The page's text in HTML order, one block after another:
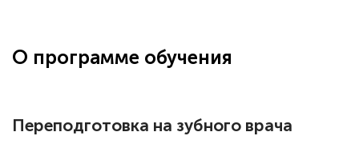
большое количество методических
О программе обучения
Переподготовка на зубного врача